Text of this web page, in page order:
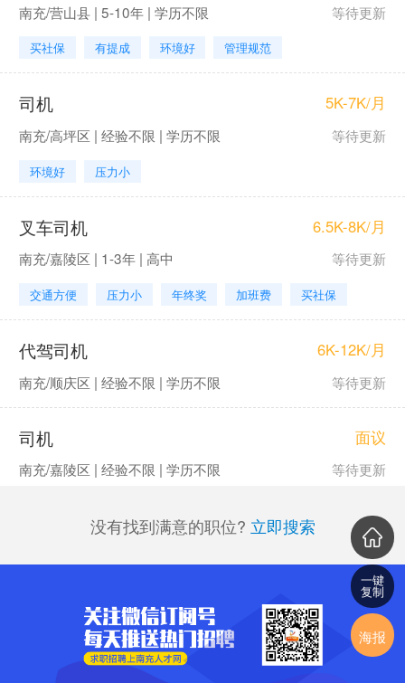
南充/营山县 | 5-10年 | 学历不限 等待更新
买社保 有提成 环境好 管理规范
司机 5K-7K/月
南充/高坪区 | 经验不限 | 学历不限 等待更新
环境好 压力小
叉车司机 6.5K-8K/月
南充/嘉陵区 | 1-3年 | 高中 等待更新
交通方便 压力小 年终奖 加班费 买社保
代驾司机 6K-12K/月
南充/顺庆区 | 经验不限 | 学历不限 等待更新
司机 面议
南充/嘉陵区 | 经验不限 | 学历不限 等待更新
没有找到满意的职位? 立即搜索
一键
复制
海报